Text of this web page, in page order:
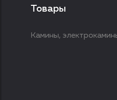
Товары
Камины,